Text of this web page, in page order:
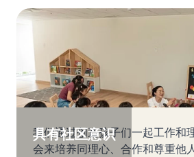
具有社区意识
我们通过创造孩子们一起工作和
会来培养同理心、合作和尊重他人